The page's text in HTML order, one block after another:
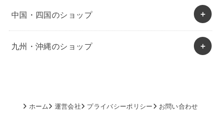
中国・四国のショップ
九州・沖縄のショップ
ホーム 運営会社 プライバシーポリシー お問い合わせ